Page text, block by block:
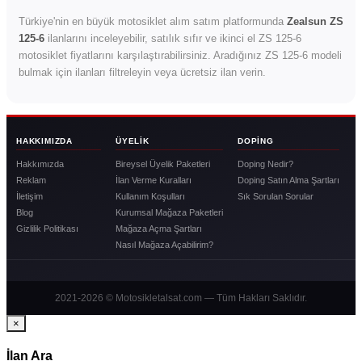
Türkiye'nin en büyük motosiklet alım satım platformunda Zealsun ZS
125-6 ilanlarını inceleyebilir, satılık sıfır ve ikinci el ZS 125-6
motosiklet fiyatlarını karşılaştırabilirsiniz. Aradığınız ZS 125-6 modeli
bulmak için ilanları filtreleyin veya ücretsiz ilan verin.
HAKKIMIZDA
Hakkımızda
Reklam
İletişim
Blog
Gizlilik Politikası
ÜYELIK
Bireysel Üyelik Paketleri
İlan Verme Kuralları
Kullanım Koşulları
Kurumsal Mağaza Paketleri
Mağaza Açma Şartları
Nasıl Mağaza Açabilirim?
DOPING
Doping Nedir?
Doping Satın Alma Şartları
Sık Sorulan Sorular
2021-2026 © Motosikletalsat.com — Tüm Hakları Saklıdır.
×
İlan Ara